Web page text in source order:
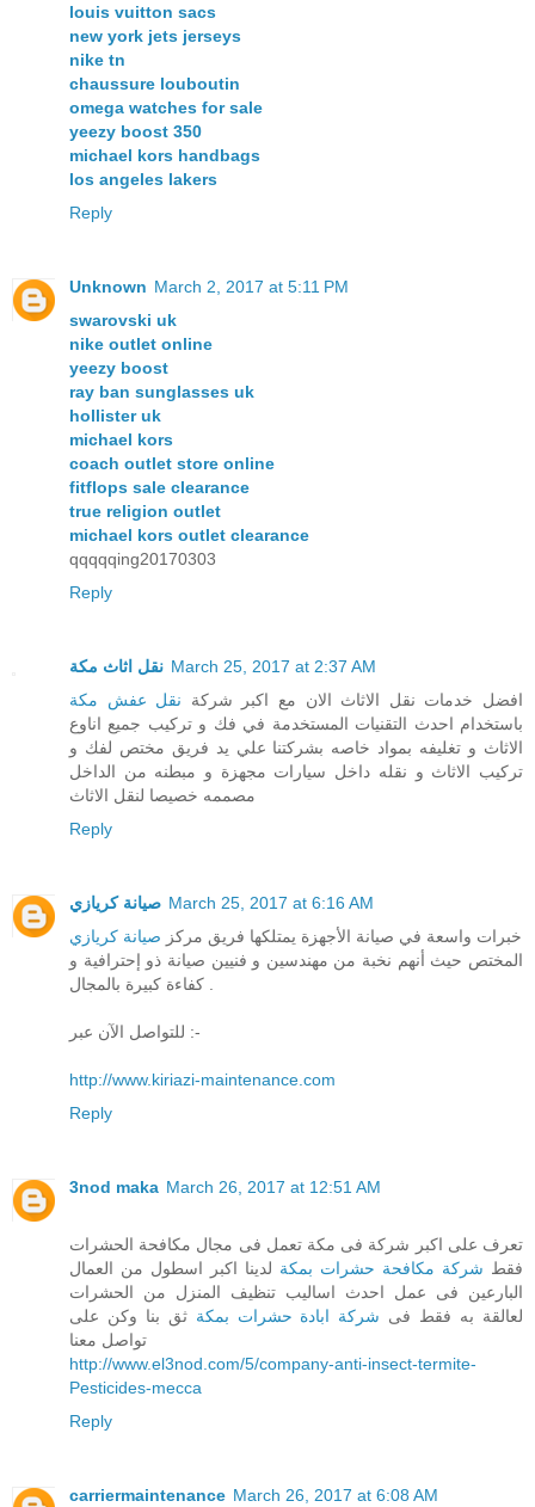
louis vuitton sacs
new york jets jerseys
nike tn
chaussure louboutin
omega watches for sale
yeezy boost 350
michael kors handbags
los angeles lakers
Reply
Unknown March 2, 2017 at 5:11 PM
swarovski uk
nike outlet online
yeezy boost
ray ban sunglasses uk
hollister uk
michael kors
coach outlet store online
fitflops sale clearance
true religion outlet
michael kors outlet clearance
qqqqqing20170303
Reply
نقل اثاث مكة March 25, 2017 at 2:37 AM
افضل خدمات نقل الاثاث الان مع اكبر شركة نقل عفش مكة
باستخدام احدث التقنيات المستخدمة في فك و تركيب جميع اناوع
الاثاث و تغليفه بمواد خاصه بشركتنا علي يد فريق مختص لفك و
تركيب الاثاث و نقله داخل سيارات مجهزة و مبطنه من الداخل
مصممه خصيصا لنقل الاثاث
Reply
صيانة كريازي March 25, 2017 at 6:16 AM
خبرات واسعة في صيانة الأجهزة يمتلكها فريق مركز صيانة كريازي
المختص حيث أنهم نخبة من مهندسين و فنيين صيانة ذو إحترافية و
كفاءة كبيرة بالمجال .
للتواصل الآن عبر :-
http://www.kiriazi-maintenance.com
Reply
3nod maka March 26, 2017 at 12:51 AM
تعرف على اكبر شركة فى مكة تعمل فى مجال مكافحة الحشرات
فقط شركة مكافحة حشرات بمكة لدينا اكبر اسطول من العمال
البارعين فى عمل احدث اساليب تنظيف المنزل من الحشرات
لعالقة به فقط فى شركة ابادة حشرات بمكة ثق بنا وكن على
تواصل معنا
http://www.el3nod.com/5/company-anti-insect-termite-
Pesticides-mecca
Reply
carriermaintenance March 26, 2017 at 6:08 AM